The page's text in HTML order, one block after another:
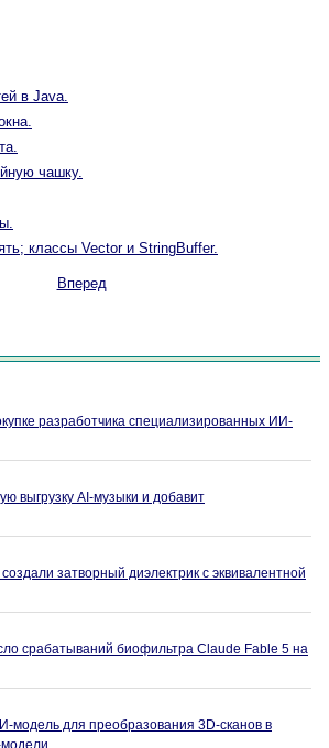
в Java.
чашку.
классы Vector и StringBuffer.
Вперед
разработчика специализированных ИИ-
выгрузку AI-музыки и добавит
затворный диэлектрик с эквивалентной
срабатываний биофильтра Claude Fable 5 на
модель для преобразования 3D-сканов в